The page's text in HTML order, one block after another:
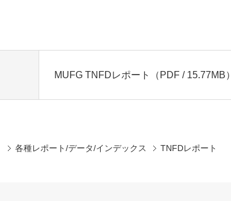
MUFG TNFDレポート （PDF / 15.77MB）
各種レポート/データ/インデックス TNFDレポート